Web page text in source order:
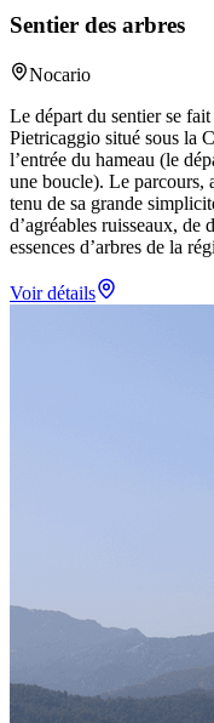
Sentier des arbres
Nocario
Le départ du sentier se
Pietricaggio situé sous la
l’entrée du hameau (le
une boucle). Le parcours,
tenu de sa grande
d’agréables ruisseaux, de
essences d’arbres de la
Voir détails